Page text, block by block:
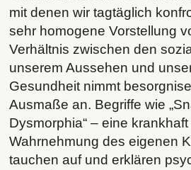
mit denen wir tagtäglich
sehr homogene Vorstellung
Verhältnis zwischen den
unserem Aussehen und
Gesundheit nimmt
Ausmaße an. Begriffe wie
Dysmorphia“ – eine
Wahrnehmung des eigenen
tauchen auf und erklären